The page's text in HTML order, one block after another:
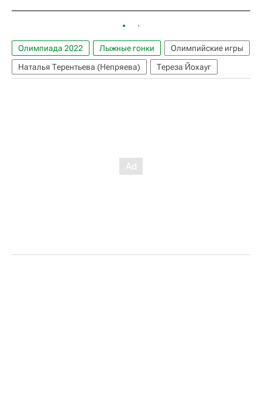
Олимпиада 2022 Лыжные гонки
Олимпийские игры
Наталья Терентьева (Непряева)
Тереза Йохауг